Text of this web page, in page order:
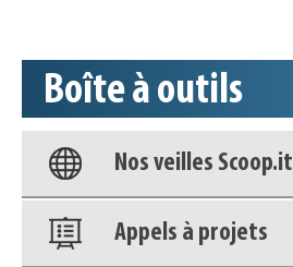
Boîte à outils
Base documentaire
Nos veilles Scoop.it
Appels à projets